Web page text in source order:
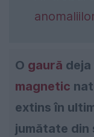
O gaură
magnetic
extins în
jumătate din